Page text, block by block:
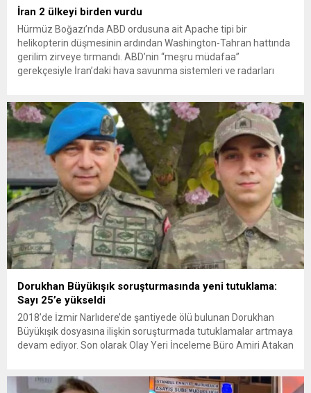
İran 2 ülkeyi birden vurdu
Hürmüz Boğazı’nda ABD ordusuna ait Apache tipi bir
helikopterin düşmesinin ardından Washington-Tahran hattında
gerilim zirveye tırmandı. ABD’nin “meşru müdafaa”
gerekçesiyle İran’daki hava savunma sistemleri ve radarları
yeni bir ABD saldırısına anında yanıt verileceğini duyurdu....
Dorukhan Büyükışık soruşturmasında yeni tutuklama:
Sayı 25’e yükseldi
2018’de İzmir Narlıdere’de şantiyede ölü bulunan Dorukhan
Büyükışık dosyasına ilişkin soruşturmada tutuklamalar artmaya
devam ediyor. Son olarak Olay Yeri İnceleme Büro Amiri Atakan
bulunan Dorukhan Büyükışık’a ilişkin yeniden açılan